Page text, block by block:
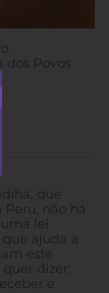
dos Povos
que
Peru, não há
lei
ajuda a
este
dizer:
e